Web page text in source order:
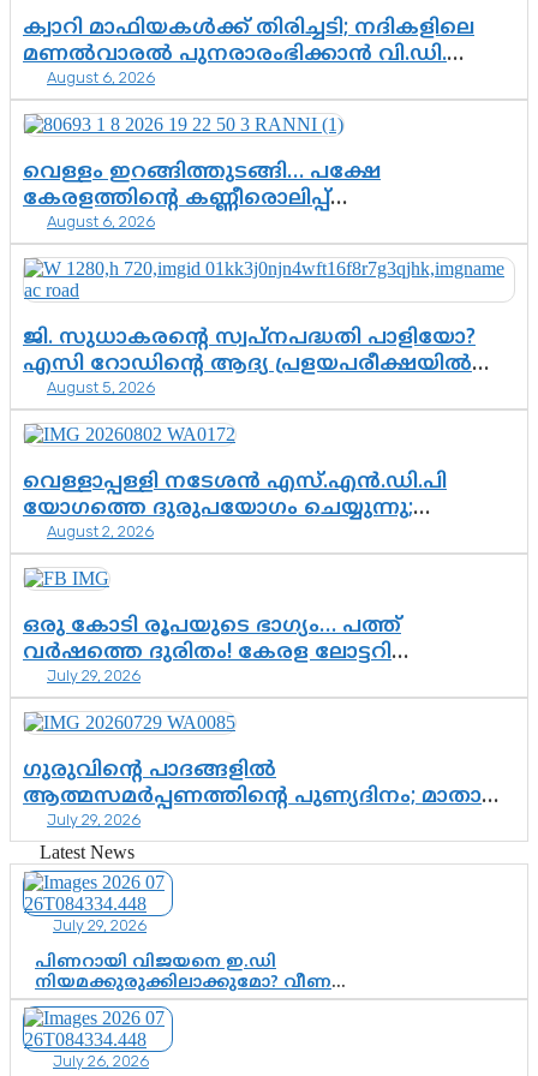
ക്വാറി മാഫിയകൾക്ക് തിരിച്ചടി; നദികളിലെ
മണൽവാരൽ പുനരാരംഭിക്കാൻ വി.ഡി.
സർക്കാർ തീരുമാനം
August 6, 2026
വെള്ളം ഇറങ്ങിത്തുടങ്ങി… പക്ഷേ
കേരളത്തിന്റെ കണ്ണീരൊലിപ്പ്
എന്നവസാനിക്കും?
August 6, 2026
ജി. സുധാകരന്റെ സ്വപ്നപദ്ധതി പാളിയോ?
എസി റോഡിന്റെ ആദ്യ പ്രളയപരീക്ഷയിൽ
ഉയരുന്നത് ഗുരുതര ചോദ്യങ്ങൾ
August 5, 2026
വെള്ളാപ്പള്ളി നടേശൻ എസ്.എൻ.ഡി.പി
യോഗത്തെ ദുരുപയോഗം ചെയ്യുന്നു;
ശ്രീനാരായണ പ്രസ്ഥാനത്തെ കാർന്നുതിന്നുന്ന
വിഷവിത്ത്: ഗോകുലം ഗോപാലൻ
August 2, 2026
ഒരു കോടി രൂപയുടെ ഭാഗ്യം… പത്ത്
വർഷത്തെ ദുരിതം! കേരള ലോട്ടറി
സംവിധാനത്തെ ചോദ്യം ചെയ്ത് കോയയുടെ
പോരാട്ടം
July 29, 2026
ഗുരുവിന്റെ പാദങ്ങളിൽ
ആത്മസമർപ്പണത്തിന്റെ പുണ്യദിനം; മാതാ
അമൃതാനന്ദമയി മഠത്തിൽ ഭക്തിസാന്ദ്രമായി
ഗുരുപൂർണിമ ആഘോഷം
July 29, 2026
Latest News
July 29, 2026
പിണറായി വിജയനെ ഇ.ഡി
നിയമക്കുരുക്കിലാക്കുമോ? വീണ
വിജയൻ മാപ്പുസാക്ഷിയാകുമോ?
കർത്തയുടെ മൊഴി നിർണായക
വഴിത്തിരിവാകുമോ?
July 26, 2026